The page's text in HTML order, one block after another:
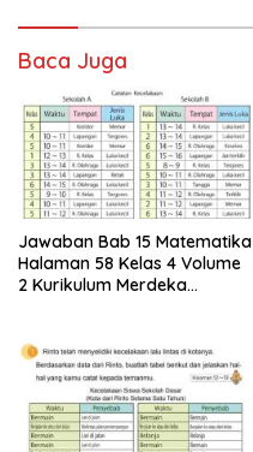
Baca Juga
Jawaban Bab 15 Matematika
Halaman 58 Kelas 4 Volume
2 Kurikulum Merdeka